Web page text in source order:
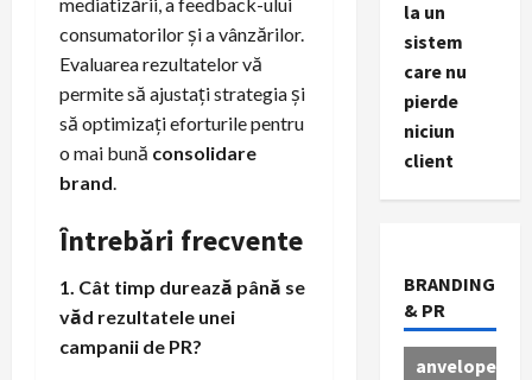
consumatorilor și a vânzărilor.
Evaluarea rezultatelor vă
permite să ajustați strategia și
să optimizați eforturile pentru
o mai bună consolidare
brand.
Întrebări frecvente
1. Cât timp durează până se
văd rezultatele unei
campanii de PR?
la un
sistem
care nu
pierde
niciun
client
BRANDING
& PR
anvelope